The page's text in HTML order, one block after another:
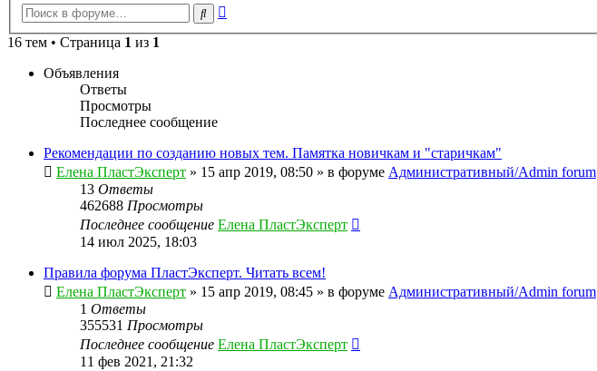
Поиск
16 тем • Страница 1 из 1
Объявления
Ответы
Просмотры
Последнее сообщение
Рекомендации по созданию новых тем. Памятка новичкам и "старичкам"
Елена ПластЭксперт » 15 апр 2019, 08:50 » в форуме Административный/Admin forum
13 Ответы
462688 Просмотры
Последнее сообщение Елена ПластЭксперт
14 июл 2025, 18:03
Правила форума ПластЭксперт. Читать всем!
Елена ПластЭксперт » 15 апр 2019, 08:45 » в форуме Административный/Admin forum
1 Ответы
355531 Просмотры
Последнее сообщение Елена ПластЭксперт
11 фев 2021, 21:32